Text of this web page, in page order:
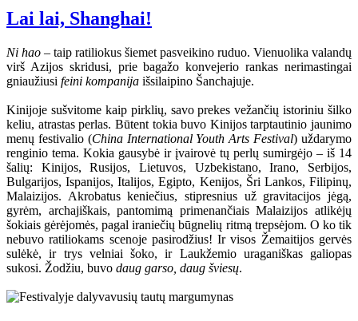
Lai lai, Shanghai!
Ni hao – taip ratiliokus šiemet pasveikino ruduo. Vienuolika valandų
virš Azijos skridusi, prie bagažo konvejerio rankas nerimastingai
gniaužiusi feini kompanija išsilaipino Šanchajuje.
Kinijoje sušvitome kaip pirklių, savo prekes vežančių istoriniu šilko
keliu, atrastas perlas. Būtent tokia buvo Kinijos tarptautinio jaunimo
menų festivalio (China International Youth Arts Festival) uždarymo
renginio tema. Kokia gausybė ir įvairovė tų perlų sumirgėjo – iš 14
šalių: Kinijos, Rusijos, Lietuvos, Uzbekistano, Irano, Serbijos,
Bulgarijos, Ispanijos, Italijos, Egipto, Kenijos, Šri Lankos, Filipinų,
Malaizijos. Akrobatus keniečius, stipresnius už gravitacijos jėgą,
gyrėm, archajiškais, pantomimą primenančiais Malaizijos atlikėjų
šokiais gėrėjomės, pagal iraniečių būgnelių ritmą trepsėjom. O ko tik
nebuvo ratiliokams scenoje pasirodžius! Ir visos Žemaitijos gervės
sulėkė, ir trys velniai šoko, ir Laukžemio uraganiškas galiopas
sukosi. Žodžiu, buvo daug garso, daug šviesų.